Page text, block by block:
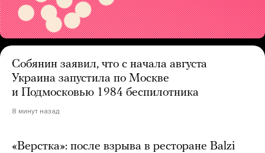
Собянин заявил, что с начала августа
Украина запустила по Москве
и Подмосковью 1984 беспилотника
8 минут назад
«Верстка»: после взрыва в ресторане Balzi